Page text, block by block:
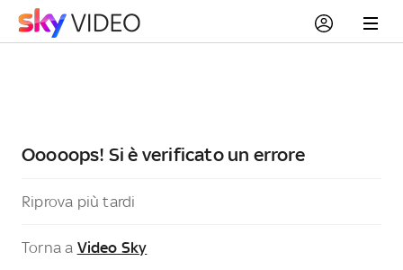
Ooooops! Si è verificato un errore
Riprova più tardi
Torna a Video Sky